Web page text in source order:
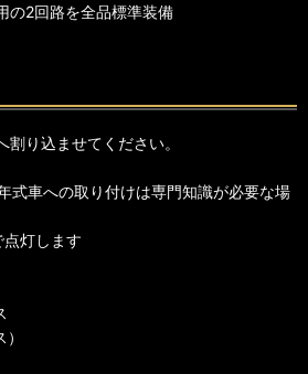
の2回路を全品標準装備
り込ませてください。
式車への取り付けは専門知識が必要な場
灯します